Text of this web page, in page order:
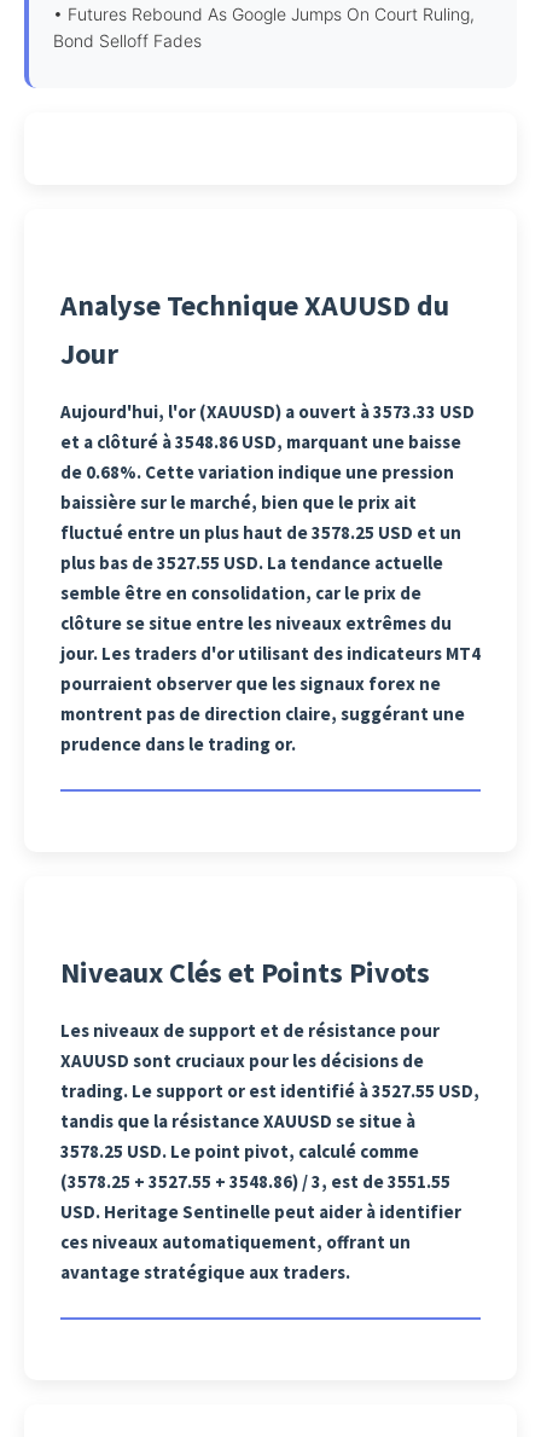
• Futures Rebound As Google Jumps On Court Ruling,
Bond Selloff Fades
Analyse Technique XAUUSD du
Jour
Aujourd'hui, l'or (XAUUSD) a ouvert à 3573.33 USD
et a clôturé à 3548.86 USD, marquant une baisse
de 0.68%. Cette variation indique une pression
baissière sur le marché, bien que le prix ait
fluctué entre un plus haut de 3578.25 USD et un
plus bas de 3527.55 USD. La tendance actuelle
semble être en consolidation, car le prix de
clôture se situe entre les niveaux extrêmes du
jour. Les traders d'or utilisant des indicateurs MT4
pourraient observer que les signaux forex ne
montrent pas de direction claire, suggérant une
prudence dans le trading or.
Niveaux Clés et Points Pivots
Les niveaux de support et de résistance pour
XAUUSD sont cruciaux pour les décisions de
trading. Le support or est identifié à 3527.55 USD,
tandis que la résistance XAUUSD se situe à
3578.25 USD. Le point pivot, calculé comme
(3578.25 + 3527.55 + 3548.86) / 3, est de 3551.55
USD. Heritage Sentinelle peut aider à identifier
ces niveaux automatiquement, offrant un
avantage stratégique aux traders.